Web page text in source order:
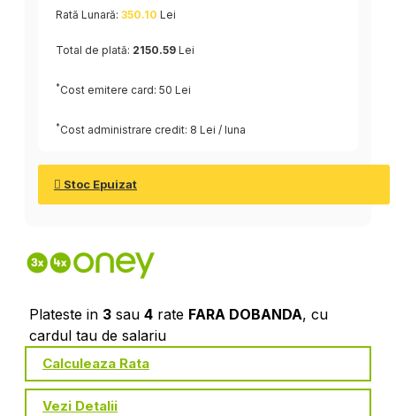
Rată Lunară: 350.10 Lei
Total de plată: 2150.59 Lei
* Cost emitere card: 50 Lei
* Cost administrare credit: 8 Lei / luna
Stoc Epuizat
Plateste in 3 sau 4 rate FARA DOBANDA, cu
cardul tau de salariu
Calculeaza Rata
Vezi Detalii